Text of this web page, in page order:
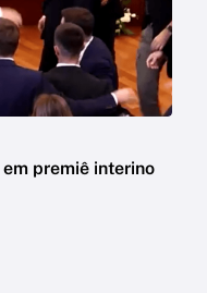
premiê interino